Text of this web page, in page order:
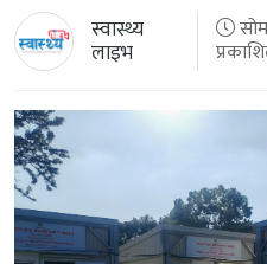
स्वास्थ्य
लाइभ